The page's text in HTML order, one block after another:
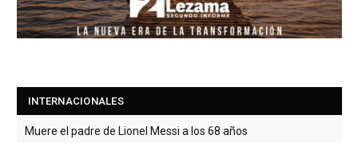
INTERNACIONALES
Muere el padre de Lionel Messi a los 68 años